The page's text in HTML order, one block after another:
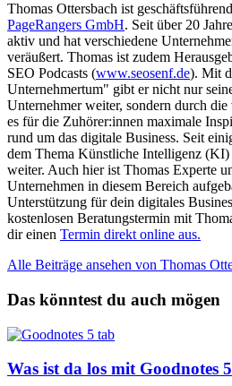
Thomas Ottersbach ist
PageRangers GmbH. Seit über 20
aktiv und hat verschiedene
veräußert. Thomas ist zudem
SEO Podcasts (www.seosenf.de). Mit
Unternehmertum" gibt er nicht nur
Unternehmer weiter, sondern durch
es für die Zuhörer:innen maximale
rund um das digitale Business. Seit
dem Thema Künstliche Intelligenz (KI)
weiter. Auch hier ist Thomas Experte
Unternehmen in diesem Bereich
Unterstützung für dein digitales
kostenlosen Beratungstermin mit
dir einen Termin direkt online aus.
Alle Beiträge ansehen von Thomas
Das könntest du auch mögen
Was ist da los mit Goodnotes